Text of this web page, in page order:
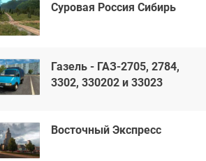
Суровая Россия Сибирь
Газель - ГАЗ-2705, 2784,
3302, 330202 и 33023
Восточный Экспресс